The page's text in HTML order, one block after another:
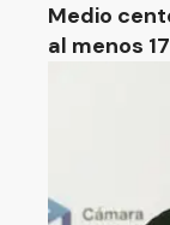
Medio
al menos